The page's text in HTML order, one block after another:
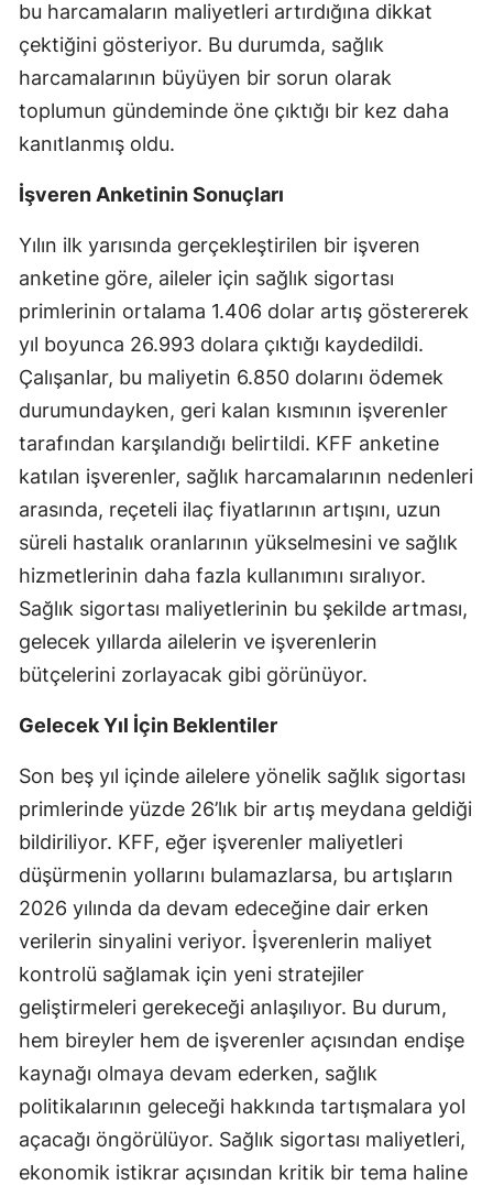
İstanbul
İzmir
Kars
Kırklareli
Kırşehir
Kocaeli
Kütahya
Malatya
Manisa
Kahramanmaraş
Mardin
Muğla
Niğde
Ordu
Sakarya
Samsun
Siirt
Sinop
Tekirdağ
bu harcamaların maliyetleri artırdığına dikkat
çektiğini gösteriyor. Bu durumda, sağlık
harcamalarının büyüyen bir sorun olarak
toplumun gündeminde öne çıktığı bir kez daha
kanıtlanmış oldu.
İşveren Anketinin Sonuçları
Yılın ilk yarısında gerçekleştirilen bir işveren
anketine göre, aileler için sağlık sigortası
primlerinin ortalama 1.406 dolar artış göstererek
yıl boyunca 26.993 dolara çıktığı kaydedildi.
Çalışanlar, bu maliyetin 6.850 dolarını ödemek
durumundayken, geri kalan kısmının işverenler
tarafından karşılandığı belirtildi. KFF anketine
katılan işverenler, sağlık harcamalarının nedenleri
arasında, reçeteli ilaç fiyatlarının artışını, uzun
süreli hastalık oranlarının yükselmesini ve sağlık
hizmetlerinin daha fazla kullanımını sıralıyor.
Sağlık sigortası maliyetlerinin bu şekilde artması,
gelecek yıllarda ailelerin ve işverenlerin
bütçelerini zorlayacak gibi görünüyor.
Gelecek Yıl İçin Beklentiler
Son beş yıl içinde ailelere yönelik sağlık sigortası
primlerinde yüzde 26’lık bir artış meydana geldiği
bildiriliyor. KFF, eğer işverenler maliyetleri
düşürmenin yollarını bulamazlarsa, bu artışların
2026 yılında da devam edeceğine dair erken
verilerin sinyalini veriyor. İşverenlerin maliyet
kontrolü sağlamak için yeni stratejiler
geliştirmeleri gerekeceği anlaşılıyor. Bu durum,
hem bireyler hem de işverenler açısından endişe
kaynağı olmaya devam ederken, sağlık
politikalarının geleceği hakkında tartışmalara yol
açacağı öngörülüyor. Sağlık sigortası maliyetleri,
ekonomik istikrar açısından kritik bir tema haline